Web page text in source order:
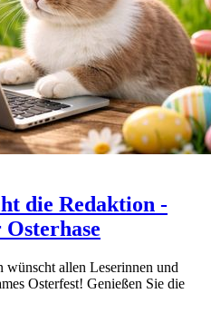
die Redaktion -
wünscht allen Leserinnen und
Osterfest! Genießen Sie die